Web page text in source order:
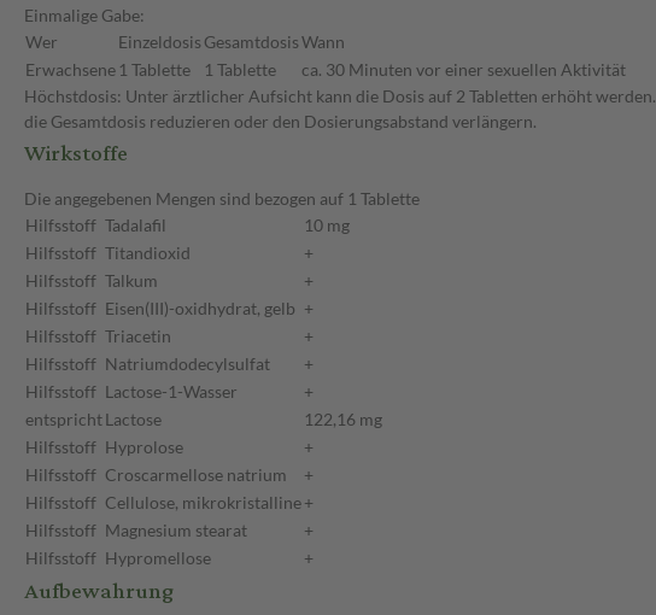
Einmalige Gabe:
Wer
Einzeldosis GesamtdosisWann
Erwachsene 1 Tablette 1 Tablette
ca. 30 Minuten vor einer sexuellen Aktivität
Höchstdosis: Unter ärztlicher Aufsicht kann die Dosis auf 2 Tabletten erhöht
die Gesamtdosis reduzieren oder den Dosierungsabstand verlängern.
Wirkstoffe
Die angegebenen Mengen sind bezogen auf 1 Tablette
Hilfsstoff Tadalafil
10 mg
Hilfsstoff Titandioxid
+
Hilfsstoff Talkum
+
Hilfsstoff Eisen(III)-oxidhydrat, gelb +
Hilfsstoff Triacetin
+
Hilfsstoff Natriumdodecylsulfat
+
Hilfsstoff Lactose-1-Wasser
+
entsprichtLactose
122,16 mg
Hilfsstoff Hyprolose
+
Hilfsstoff Croscarmellose natrium
+
Hilfsstoff Cellulose, mikrokristalline+
Hilfsstoff Magnesium stearat
+
Hilfsstoff Hypromellose +
Aufbewahrung